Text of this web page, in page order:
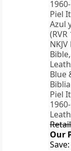
Piel
Our